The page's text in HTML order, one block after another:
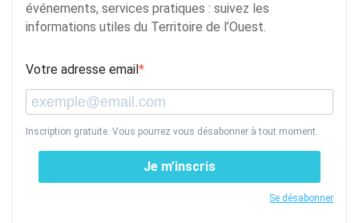
événements, services pratiques : suivez les
informations utiles du Territoire de l’Ouest.
Votre adresse email
Inscription gratuite. Vous pourrez vous désabonner à tout moment.
Je m’inscris
Se désabonner